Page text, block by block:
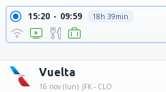
15:20 09:59 18h 39min
Vuelta
16 nov (lun) JFK - CLO